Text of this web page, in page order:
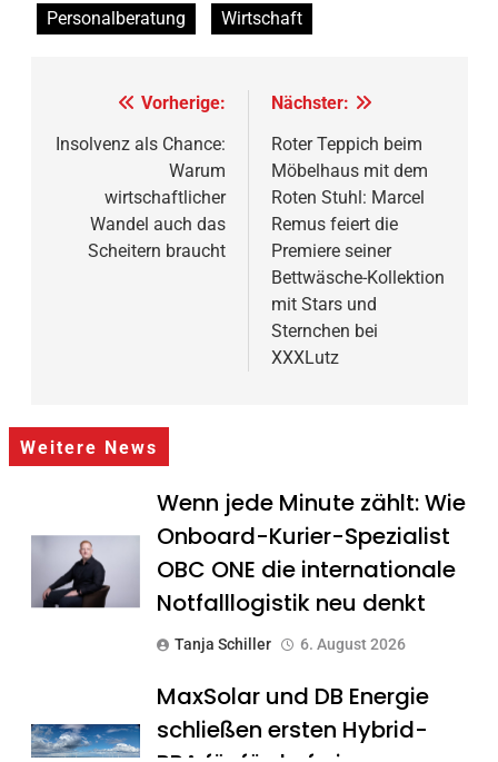
Personalberatung
Wirtschaft
Beitragsnavigation
Vorherige:
Insolvenz als Chance:
Warum
wirtschaftlicher
Wandel auch das
Scheitern braucht
Nächster:
Roter Teppich beim
Möbelhaus mit dem
Roten Stuhl: Marcel
Remus feiert die
Premiere seiner
Bettwäsche-Kollektion
mit Stars und
Sternchen bei
XXXLutz
Weitere News
Wenn jede Minute zählt: Wie
Onboard-Kurier-Spezialist
OBC ONE die internationale
Notfalllogistik neu denkt
Tanja Schiller 6. August 2026
MaxSolar und DB Energie
schließen ersten Hybrid-